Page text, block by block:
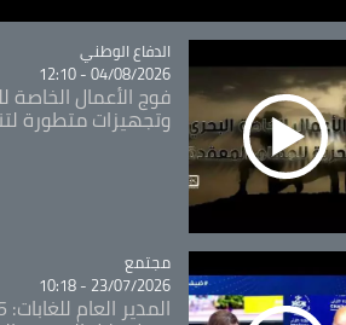
Catégorie
الدفاع الوطني
04/08/2026 - 12:10
فوج الأعمال الخاصة
وتجهيزات متطورة
Catégorie
مجتمع
23/07/2026 - 10:18